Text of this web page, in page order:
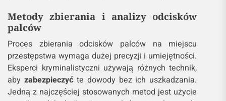
Metody zbierania i analizy odcisków
palców
Proces zbierania odcisków palców na miejscu
przestępstwa wymaga dużej precyzji i umiejętności.
Eksperci kryminalistyczni używają różnych technik,
aby zabezpieczyćte dowody bez ich uszkadzania.
Jedną z najczęściej stosowanych metod jest użycie